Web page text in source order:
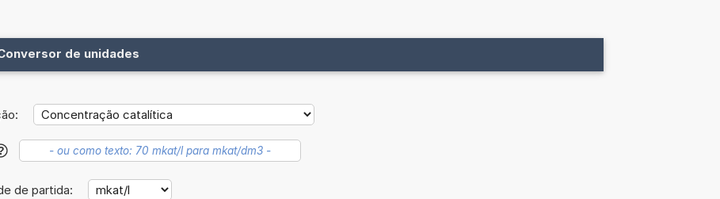
de unidades
de partida: